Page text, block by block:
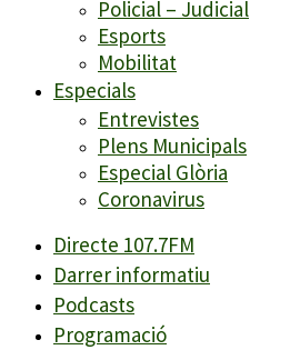
Policial – Judicial
Esports
Mobilitat
Especials
Entrevistes
Plens Municipals
Especial Glòria
Coronavirus
Directe 107.7FM
Darrer informatiu
Podcasts
Programació